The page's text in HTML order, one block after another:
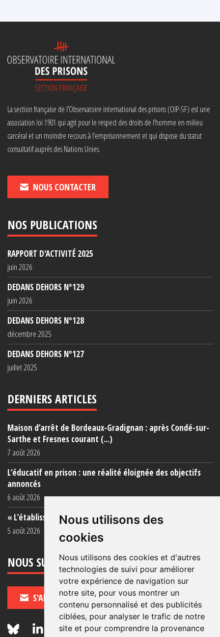
Nous utilisons des
cookies
Nous utilisons des cookies et d'autres
technologies de suivi pour améliorer
votre expérience de navigation sur
notre site, pour vous montrer un
contenu personnalisé et des publicités
ciblées, pour analyser le trafic de notre
site et pour comprendre la provenance
La section française de l’Observatoire international des prisons (OIP-SF) est une
association loi 1901 qui agit pour le respect des droits de l’homme en milieu
carcéral et un moindre recours à l’emprisonnement et qui dispose du statut
consultatif auprès des Nations Unies.
NOUS CONTACTER
NOS PUBLICATIONS
RAPPORT D'ACTIVITÉ 2025
juin 2026
DEDANS DEHORS N°129
juin 2026
DEDANS DEHORS N°128
décembre 2025
DEDANS DEHORS N°127
juillet 2025
DERNIERS ARTICLES
Maison d’arrêt de Bordeaux-Gradignan : après Condé-sur-
Sarthe et Fresnes courant (...)
7 août 2026
L’éducatif en prison : une réalité éloignée des objectifs
annoncés
6 août 2026
« L’établissement est une porcherie totale »
5 août 2026
NOUS SUIVRE
S'ABONNER